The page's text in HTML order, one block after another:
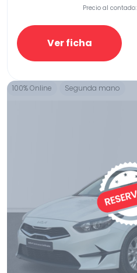
Precio al contado:
Ver ficha
100% Online Segunda mano